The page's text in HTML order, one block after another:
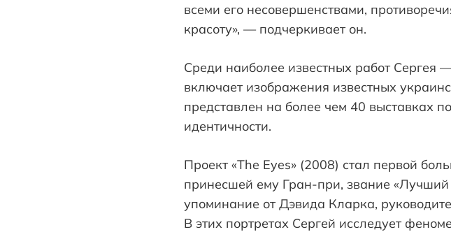
всеми его несовершенствами,
красоту», — подчеркивает он.
Среди наиболее известных работ Сергея
включает изображения известных
представлен на более чем 40 выставках
идентичности.
Проект «The Eyes» (2008) стал первой
принесшей ему Гран-при, звание
упоминание от Дэвида Кларка,
В этих портретах Сергей исследует